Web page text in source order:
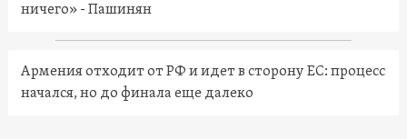
ничего» - Пашинян
Армения отходит от РФ и идет в сторону ЕС: процесс
начался, но до финала еще далеко